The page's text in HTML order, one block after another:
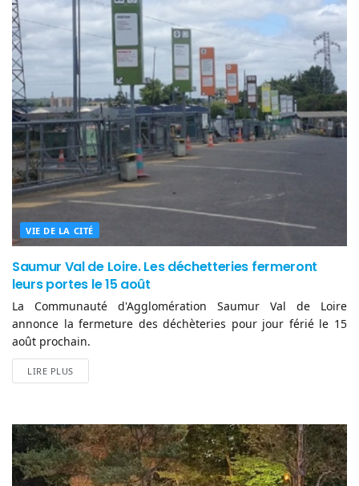
VIE DE LA CITÉ
Saumur Val de Loire. Les déchetteries fermeront
leurs portes le 15 août
La Communauté d'Agglomération Saumur Val de Loire
annonce la fermeture des déchèteries pour jour férié le 15
août prochain.
LIRE PLUS